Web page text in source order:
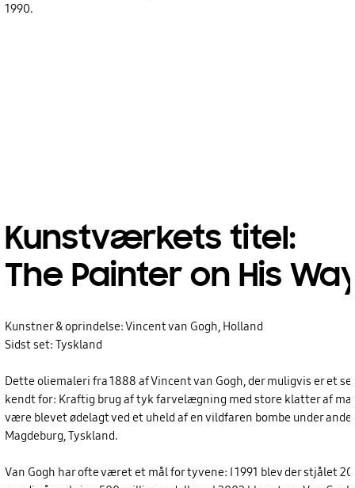
1990.
Kunstværkets titel:
The Painter on His
Kunstner & oprindelse: Vincent van Gogh, Holland
Sidst set: Tyskland
Dette oliemaleri fra 1888 af Vincent van Gogh, der muligvis er et
kendt for: Kraftig brug af tyk farvelægning med store klatter af
være blevet ødelagt ved et uheld af en vildfaren bombe under
Magdeburg, Tyskland.
Van Gogh har ofte været et mål for tyvene: I 1991 blev der stjålet